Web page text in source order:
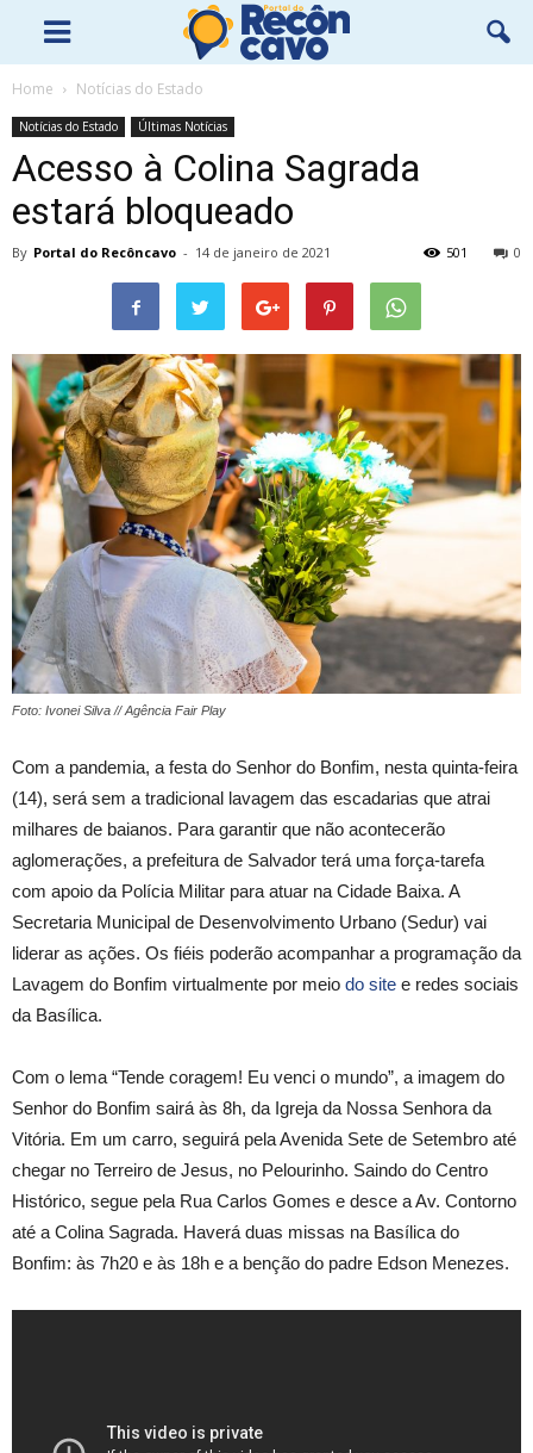
Home Notícias do Estado
Notícias do Estado Últimas Notícias
Acesso à Colina Sagrada
estará bloqueado
By Portal do Recôncavo - 14 de janeiro de 2021 0
501
Foto: Ivonei Silva // Agência Fair Play
Com a pandemia, a festa do Senhor do Bonfim, nesta quinta-feira
(14), será sem a tradicional lavagem das escadarias que atrai
milhares de baianos. Para garantir que não acontecerão
aglomerações, a prefeitura de Salvador terá uma força-tarefa
com apoio da Polícia Militar para atuar na Cidade Baixa. A
Secretaria Municipal de Desenvolvimento Urbano (Sedur) vai
liderar as ações. Os fiéis poderão acompanhar a programação da
Lavagem do Bonfim virtualmente por meio do site e redes sociais
da Basílica.
Com o lema “Tende coragem! Eu venci o mundo”, a imagem do
Senhor do Bonfim sairá às 8h, da Igreja da Nossa Senhora da
Vitória. Em um carro, seguirá pela Avenida Sete de Setembro até
chegar no Terreiro de Jesus, no Pelourinho. Saindo do Centro
Histórico, segue pela Rua Carlos Gomes e desce a Av. Contorno
até a Colina Sagrada. Haverá duas missas na Basílica do
Bonfim: às 7h20 e às 18h e a benção do padre Edson Menezes.